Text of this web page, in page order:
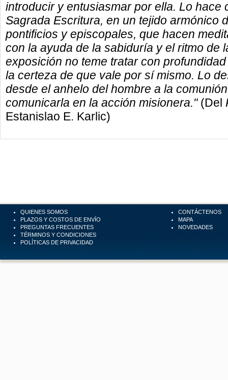
introducir y entusiasmar por ella. Lo hace
Sagrada Escritura, en un tejido armónico
pontificios y episcopales, que hacen
con la ayuda de la sabiduría y el ritmo de
exposición no teme tratar con
la certeza de que vale por sí mismo. Lo
desde el anhelo del hombre a la
comunicarla en la acción misionera."(Del
Estanislao E. Karlic)
QUIENES SOMOS
PLAZOS Y COSTOS DE ENVÍO
PREGUNTAS FRECUENTES
TÉRMINOS Y CONDICIONES
POLÍTICAS DE PRIVACIDAD
CONTÁCTENOS
MAPA
NOVEDADES